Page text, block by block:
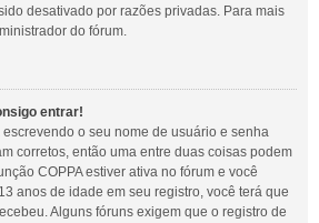
desativado por razões privadas. Para mais
do fórum.
entrar!
o seu nome de usuário e senha
corretos, então uma entre duas coisas podem
COPPA estiver ativa no fórum e você
anos de idade em seu registro, você terá que
Alguns fóruns exigem que o registro de